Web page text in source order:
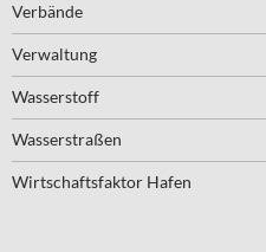
Verbände
Verwaltung
Wasserstoff
Wasserstraßen
Wirtschaftsfaktor Hafen